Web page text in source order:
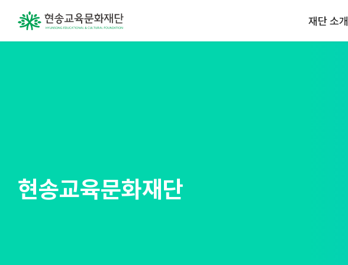
재단 소개
현송교육문화재단
현송교육문화재단
현송교육문화재단